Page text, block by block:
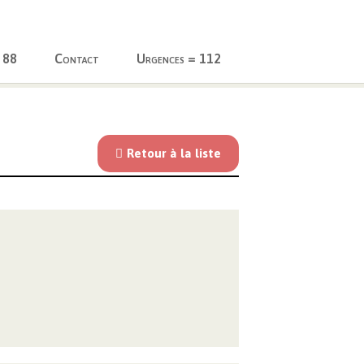
Contact Urgences = 112
Retour à la liste